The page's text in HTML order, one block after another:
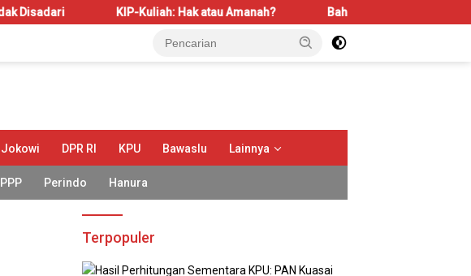
KIP-Kuliah: Hak atau Amanah? Bahas LBS dan LP2B, REI Kalbar Dorong
Jokowi DPR RI KPU Bawaslu Lainnya
PPP Perindo Hanura
Terpopuler